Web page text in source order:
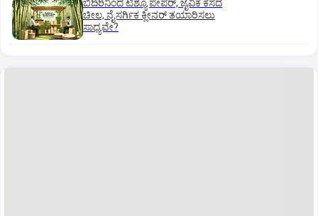
ಬಿದಿರಿನಿಂದ ಟಿಶ್ಯೂ ಪೇಪರ್‌, ಜೈವಿಕ ಕಸದ
ಚೀಲ, ನೈಸರ್ಗಿಕ ಕ್ಲೀನರ್‌ ತಯಾರಿಸಲು
ಸಾಧ್ಯವೇ?